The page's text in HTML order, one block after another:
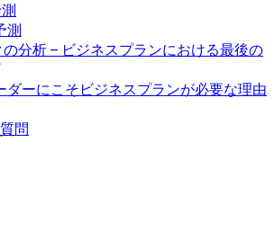
測
の分析 – ビジネスプランにおける最後の
ダーにこそビジネスプランが必要な理由
問